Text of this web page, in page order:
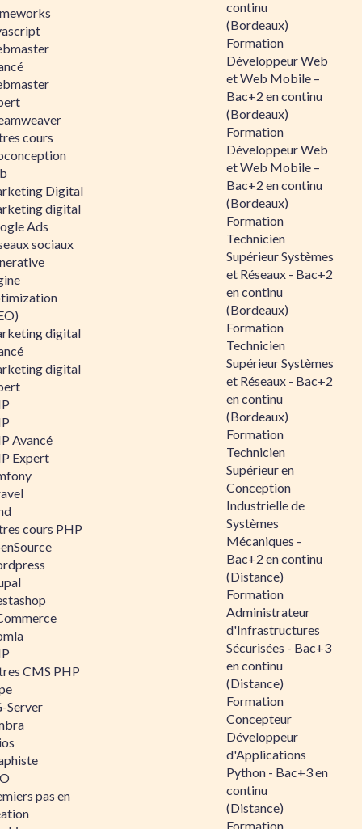
cours
Digital
digital
Ads
sociaux
digital
digital
Avancé
Expert
cours PHP
CMS PHP
Server
pas en
continu
(Bordeaux)
Formation
Développeur Web
et Web Mobile –
Bac+2 en continu
(Bordeaux)
Formation
Développeur Web
et Web Mobile –
Bac+2 en continu
(Bordeaux)
Formation
Technicien
Supérieur Systèmes
et Réseaux - Bac+2
en continu
(Bordeaux)
Formation
Technicien
Supérieur Systèmes
et Réseaux - Bac+2
en continu
(Bordeaux)
Formation
Technicien
Supérieur en
Conception
Industrielle de
Systèmes
Mécaniques -
Bac+2 en continu
(Distance)
Formation
Administrateur
d'Infrastructures
Sécurisées - Bac+3
en continu
(Distance)
Formation
Concepteur
Développeur
d'Applications
Python - Bac+3 en
continu
(Distance)
Formation